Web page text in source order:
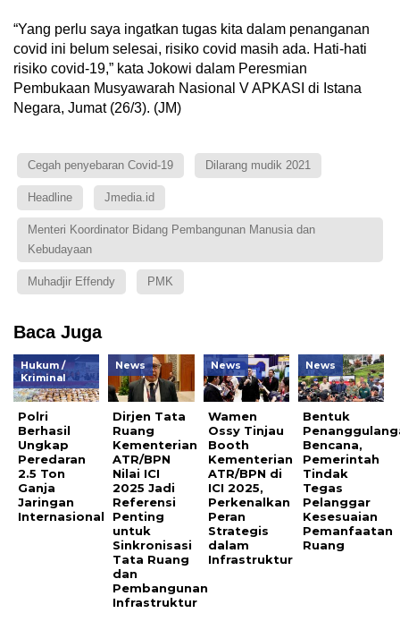
“Yang perlu saya ingatkan tugas kita dalam penanganan
covid ini belum selesai, risiko covid masih ada. Hati-hati
risiko covid-19,” kata Jokowi dalam Peresmian
Pembukaan Musyawarah Nasional V APKASI di Istana
Negara, Jumat (26/3). (JM)
Cegah penyebaran Covid-19 Dilarang mudik 2021
Headline Jmedia.id
Menteri Koordinator Bidang Pembangunan Manusia dan
Kebudayaan
Muhadjir Effendy PMK
Baca Juga
Hukum /
Kriminal
Polri
Berhasil
Ungkap
Peredaran
2.5 Ton
Ganja
Jaringan
Internasional
News
Dirjen Tata
Ruang
Kementerian
ATR/BPN
Nilai ICI
2025 Jadi
Referensi
Penting
untuk
Sinkronisasi
Tata Ruang
dan
Pembangunan
Infrastruktur
News
Wamen
Ossy Tinjau
Booth
Kementerian
ATR/BPN di
ICI 2025,
Perkenalkan
Peran
Strategis
dalam
Infrastruktur
News
Bentuk
Bencana,
Pemerintah
Tindak
Tegas
Pelanggar
Kesesuaian
Pemanfaatan
Ruang